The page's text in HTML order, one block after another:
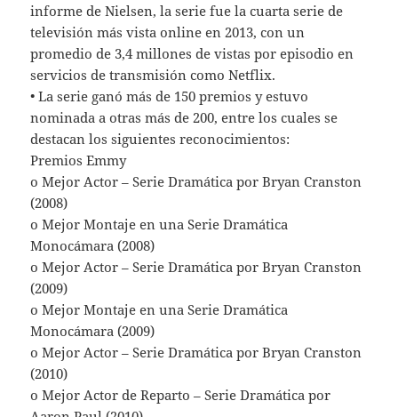
informe de Nielsen, la serie fue la cuarta serie de
televisión más vista online en 2013, con un
promedio de 3,4 millones de vistas por episodio en
servicios de transmisión como Netflix.
• La serie ganó más de 150 premios y estuvo
nominada a otras más de 200, entre los cuales se
destacan los siguientes reconocimientos:
Premios Emmy
o Mejor Actor – Serie Dramática por Bryan Cranston
(2008)
o Mejor Montaje en una Serie Dramática
Monocámara (2008)
o Mejor Actor – Serie Dramática por Bryan Cranston
(2009)
o Mejor Montaje en una Serie Dramática
Monocámara (2009)
o Mejor Actor – Serie Dramática por Bryan Cranston
(2010)
o Mejor Actor de Reparto – Serie Dramática por